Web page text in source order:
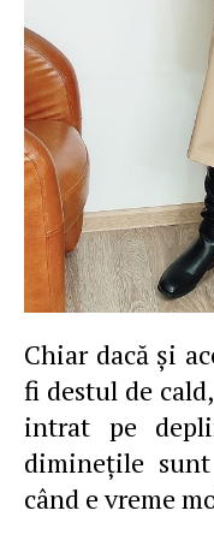
Chiar dacă şi acest noiembrie se anunţă a
fi destul de
intrat pe
dimineţile
când e vreme